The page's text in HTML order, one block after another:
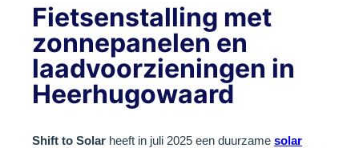
Fietsenstalling met
zonnepanelen en
laadvoorzieningen in
Heerhugowaard
Shift to Solar heeft in juli 2025 een duurzame solar